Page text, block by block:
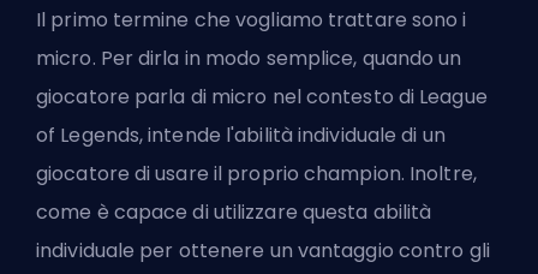
Il primo termine che vogliamo trattare sono i
micro. Per dirla in modo semplice, quando un
giocatore parla di micro nel contesto di League
of Legends, intende l'abilità individuale di un
giocatore di usare il proprio champion. Inoltre,
come è capace di utilizzare questa abilità
individuale per ottenere un vantaggio contro gli